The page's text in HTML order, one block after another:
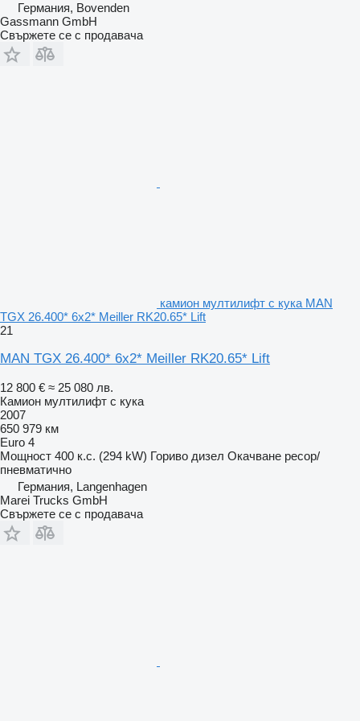
Германия, Bovenden
Gassmann GmbH
Свържете се с продавача
камион мултилифт с кука MAN
TGX 26.400* 6x2* Meiller RK20.65* Lift
21
MAN TGX 26.400* 6x2* Meiller RK20.65* Lift
12 800 € ≈ 25 080 лв.
Камион мултилифт с кука
2007
650 979 км
Euro 4
Мощност 400 к.с. (294 kW) Гориво дизел Окачване ресор/
пневматично
Германия, Langenhagen
Marei Trucks GmbH
Свържете се с продавача